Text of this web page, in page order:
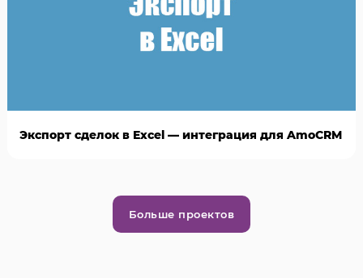
Экспорт сделок в Excel — интеграция для AmoCRM
Больше проектов